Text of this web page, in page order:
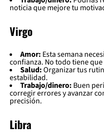
noticia que mejore tu
Virgo
Amor: Esta semana
confianza. No todo tiene
Salud:Organizar tus
estabilidad.
Trabajo/dinero: Buen
corregir errores y avanzar
precisión.
Libra